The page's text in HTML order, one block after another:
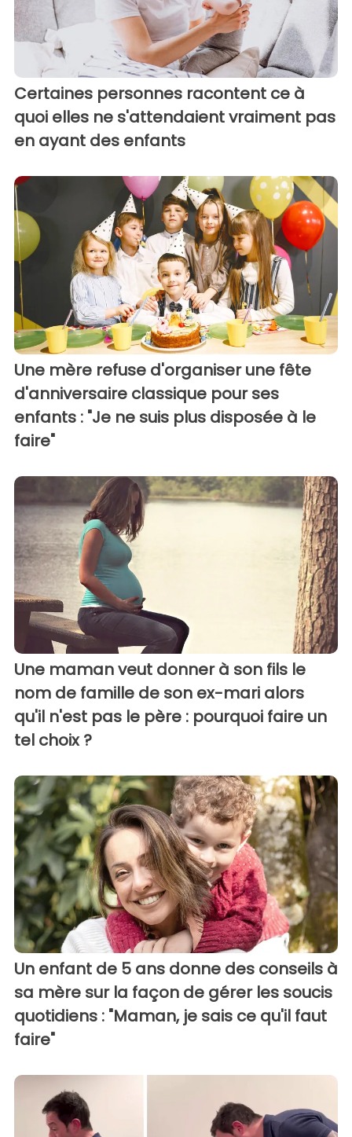
Certaines personnes racontent ce à
quoi elles ne s'attendaient vraiment pas
en ayant des enfants
Une mère refuse d'organiser une fête
d'anniversaire classique pour ses
enfants : "Je ne suis plus disposée à le
faire"
Une maman veut donner à son fils le
nom de famille de son ex-mari alors
qu'il n'est pas le père : pourquoi faire un
tel choix ?
Un enfant de 5 ans donne des conseils à
sa mère sur la façon de gérer les soucis
quotidiens : "Maman, je sais ce qu'il faut
faire"